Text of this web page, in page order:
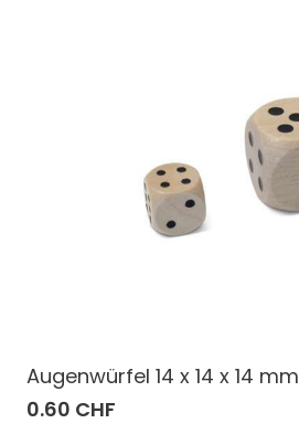
Augenwürfel 14 x 14 x 14 mm
0.60 CHF